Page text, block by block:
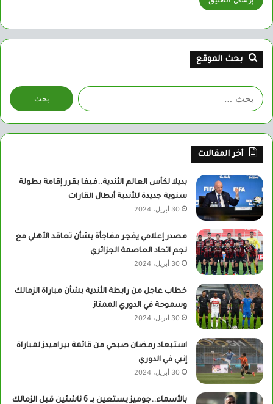
بحث الموقع
البحث
عن:
أخر المقالات
بديلا لكأس العالم الأندية..فيفا يقرر إقامة بطولة
سنوية جديدة للأندية أبطال القارات
30 أبريل، 2024
مصدر إعلامي يفجر مفاجأة بشأن تعاقد الأهلي مع
نجم اتحاد العاصمة الجزائري
30 أبريل، 2024
خطاب عاجل من رابطة الأندية بشأن مباراة الزمالك
وسموحة في الدوري الممتاز
30 أبريل، 2024
استبعاد رمضان صبحي من قائمة بيراميدز لمباراة
إنبي في الدوري
30 أبريل، 2024
بالأسماء..جوميز يستعين بــ 6 ناشئين قبل الزمالك